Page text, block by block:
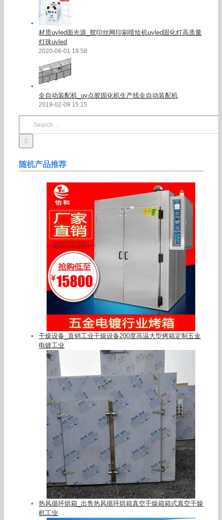
材质uvled面光源_胶印丝网印刷喷绘机uvled固化灯高质量
灯珠uvled
2020-06-01 19:58
全自动装配机_uv点胶固化机生产线全自动装配机
2019-02-09 15:15
随机产品推荐
干燥设备_直销工业干燥设备200度高温大型烤箱定制五金
电镀工业
热风循环烘箱_出售热风循环烘箱真空干燥箱箱式真空干燥
机工业